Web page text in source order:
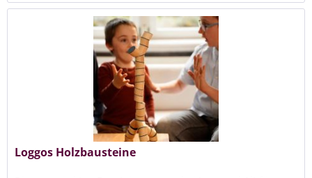
Loggos Holzbausteine